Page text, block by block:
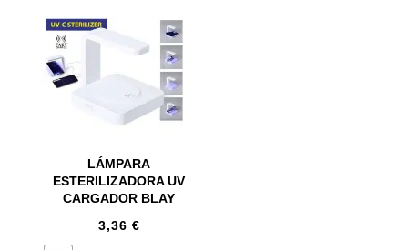
LÁMPARA
ESTERILIZADORA UV
CARGADOR BLAY
3,36 €